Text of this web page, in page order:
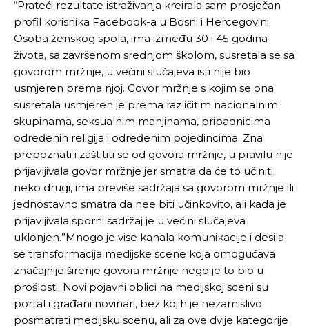
“Prateći rezultate istraživanja kreirala sam prosječan
profil korisnika Facebook-a u Bosni i Hercegovini.
Osoba ženskog spola, ima između 30 i 45 godina
života, sa završenom srednjom školom, susretala se sa
govorom mržnje, u većini slučajeva isti nije bio
usmjeren prema njoj. Govor mržnje s kojim se ona
susretala usmjeren je prema različitim nacionalnim
skupinama, seksualnim manjinama, pripadnicima
određenih religija i određenim pojedincima. Zna
prepoznati i zaštititi se od govora mržnje, u pravilu nije
prijavljivala govor mržnje jer smatra da će to učiniti
neko drugi, ima previše sadržaja sa govorom mržnje ili
jednostavno smatra da nee biti učinkovito, ali kada je
prijavljivala sporni sadržaj je u većini slučajeva
uklonjen.”Mnogo je vise kanala komunikacije i desila
se transformacija medijske scene koja omogućava
značajnije širenje govora mržnje nego je to bio u
prošlosti. Novi pojavni oblici na medijskoj sceni su
portal i građani novinari, bez kojih je nezamislivo
posmatrati medijsku scenu, ali za ove dvije kategorije